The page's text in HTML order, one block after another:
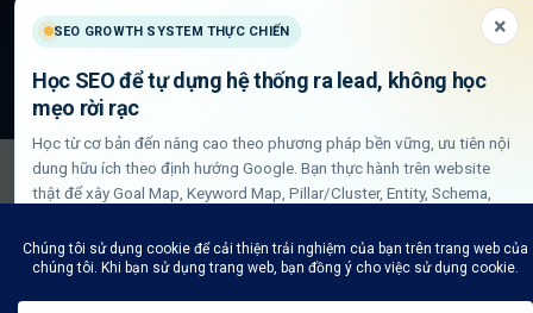
Visa PayPalStripe MasterCard
Cash
Delivery
COPYRIGHT 2026 ©VLINK ASIA
SEO GROWTH SYSTEM THỰC CHIẾN ×
Học SEO để tự dựng hệ thống ra lead, không học
mẹo rời rạc
Học từ cơ bản đến nâng cao theo phương pháp bền vững, ưu tiên nội
dung hữu ích theo định hướng Google. Bạn thực hành trên website
thật để xây Goal Map, Keyword Map, Pillar/Cluster, Entity, Schema,
Xem lộ trình học SEO thực chiến